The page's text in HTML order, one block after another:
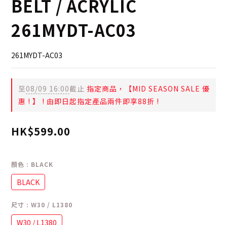
BELT / ACRYLIC
261MYDT-AC03
261MYDT-AC03
至08/09 16:00截止 指定商品，【MID SEASON SALE 優
惠 ! 】 ! 由即日起指定產品兩件即享88折 !
HK$599.00
顏色 : BLACK
BLACK
尺寸 : W30 / L1380
W30 / L1380